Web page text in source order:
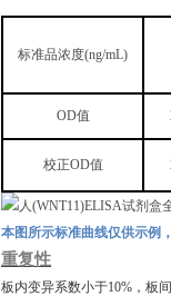
标准品浓度(ng/mL)
OD值
校正OD值
本图所示标准曲线仅供示例
重复性
板内变异系数小于10%，板